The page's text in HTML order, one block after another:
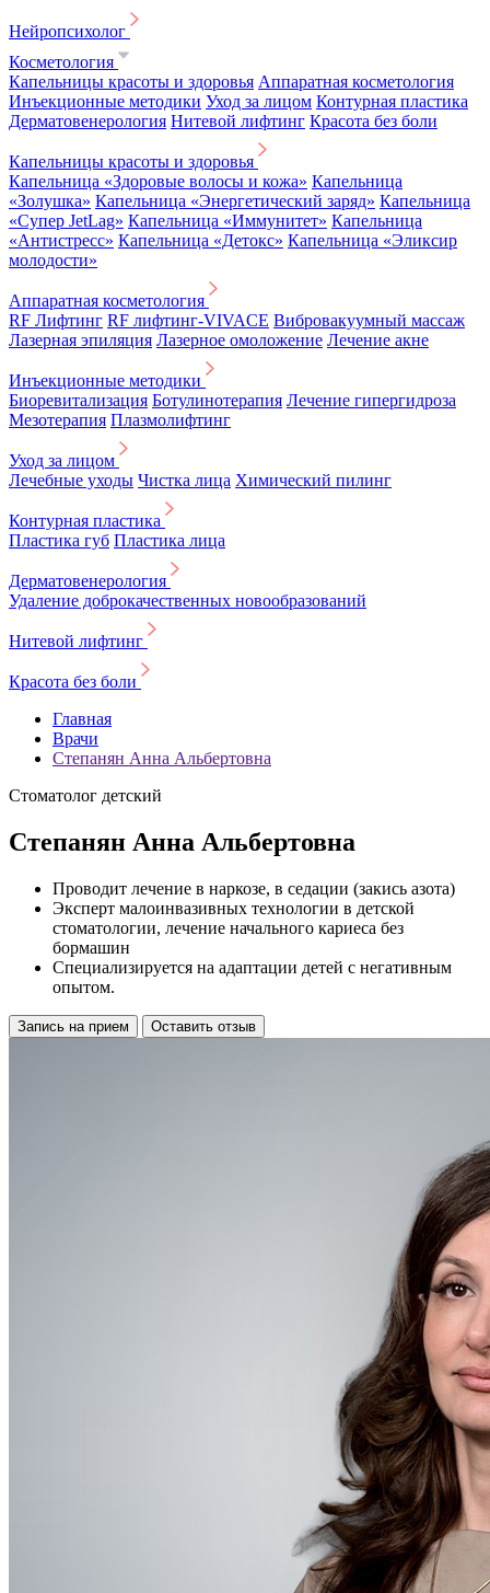
Нейропсихолог
Косметология
Капельницы красоты и здоровья Аппаратная косметология
Инъекционные методики Уход за лицом Контурная пластика
Дерматовенерология Нитевой лифтинг Красота без боли
Капельницы красоты и здоровья
Капельница «Здоровые волосы и кожа» Капельница
«Золушка» Капельница «Энергетический заряд» Капельница
«Супер JetLag» Капельница «Иммунитет» Капельница
«Антистресс» Капельница «Детокс» Капельница «Эликсир
молодости»
Аппаратная косметология
RF Лифтинг RF лифтинг-VIVACE Вибровакуумный массаж
Лазерная эпиляция Лазерное омоложение Лечение акне
Инъекционные методики
Биоревитализация Ботулинотерапия Лечение гипергидроза
Мезотерапия Плазмолифтинг
Уход за лицом
Лечебные уходы Чистка лица Химический пилинг
Контурная пластика
Пластика губ Пластика лица
Дерматовенерология
Удаление доброкачественных новообразований
Нитевой лифтинг
Красота без боли
Главная
Врачи
Степанян Анна Альбертовна
Стоматолог детский
Степанян Анна Альбертовна
Проводит лечение в наркозе, в седации (закись азота)
Эксперт малоинвазивных технологии в детской
стоматологии, лечение начального кариеса без
бормашин
Специализируется на адаптации детей с негативным
опытом.
Запись на прием Оставить отзыв